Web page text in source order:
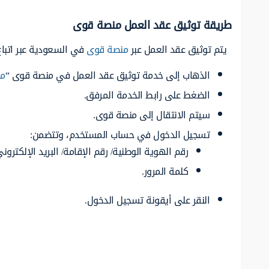
طريقة توثيق عقد العمل منصة قوى
يتم توثيق عقد العمل عبرمنصة قوىفي السعودية عبر
الذهاب إلى خدمة توثيق عقد العمل في منصة قوى “
الضغط على رابط الخدمة المرفق.
سيتم الانتقال إلى منصة قوى.
تسجيل الدخول في حساب المستخدم، وتتضمن:
رقم الهوية الوطنية/ رقم الإقامة/ البريد
كلمة المرور.
النقر على أيقونة تسجيل الدخول.